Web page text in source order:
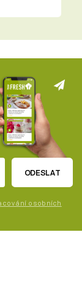
ODESLAT
osobních